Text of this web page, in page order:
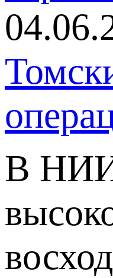
В НИИ